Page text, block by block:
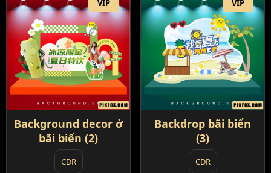
VIP
Background decor ở
bãi biển (2)
CDR
VIP
Backdrop bãi biển
(3)
CDR